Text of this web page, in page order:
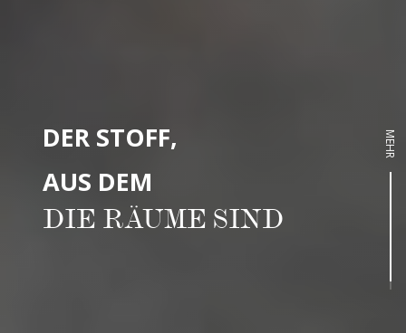
DER STOFF,
AUS DEM
DIE RÄUME SIND
MEHR